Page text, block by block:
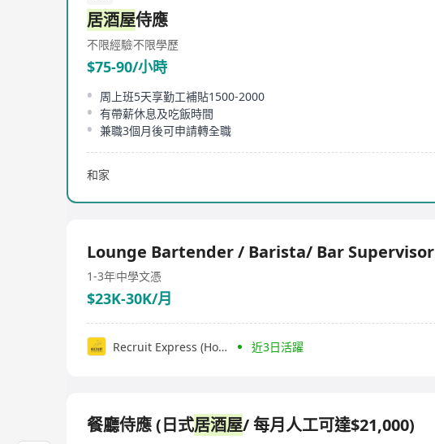
居酒屋侍應
不限經驗不限學歷
$75-90/小時
周上班5天享勤工補貼1500-2000
有帶薪休息及吃飯時間
兼職3個月後可申請轉全職
和家
Lounge Bartender / Barista/ Bar Supervisor
1-3年中學文憑
$23K-30K/月
Recruit Express (Hong Kong) Limited 近3日活躍
餐廳侍應 (日式居酒屋/ 每月人工可達$21,000)